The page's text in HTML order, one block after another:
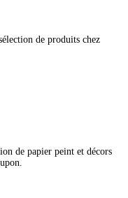
de produits chez
de papier peint et décors